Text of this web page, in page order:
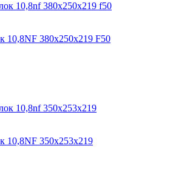
10,8NF 380х250х219 F50
10,8NF 350x253x219